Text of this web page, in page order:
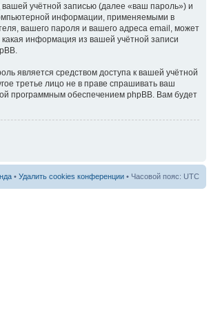
учётной записью (далее «ваш пароль») и
информации, применяемыми в
вашего пароля и вашего адреса email, может
информация из вашей учётной записи
является средством доступа к вашей учётной
третье лицо не в праве спрашивать ваш
программным обеспечением phpBB. Вам будет
• Удалить cookies конференции • Часовой пояс: UTC